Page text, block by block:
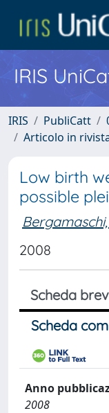
IRIS
IRIS PubliCatt
Articolo in
Low birth
possible
2008
Scheda
Scheda
Anno
2008